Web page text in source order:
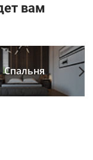
вам
Спальня